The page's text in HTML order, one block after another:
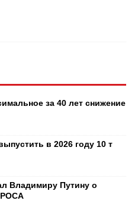
за 40 лет снижение
в 2026 году 10 т
Владимиру Путину о